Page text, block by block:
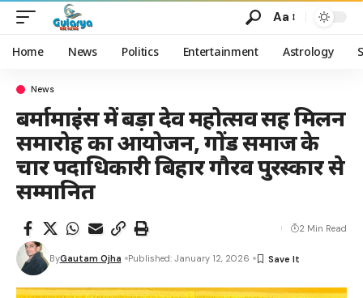
Aa
Home News Politics Entertainment Astrology
News
बर्मामाइंस में बड़ा देव महोत्सव सह मिलन
समारोह का आयोजन, गोंड समाज के
चार पदाधिकारी बिहार गौरव पुरस्कार से
सम्मानित
ByGautam Ojha Published: January 12, 2026
2 Min Read